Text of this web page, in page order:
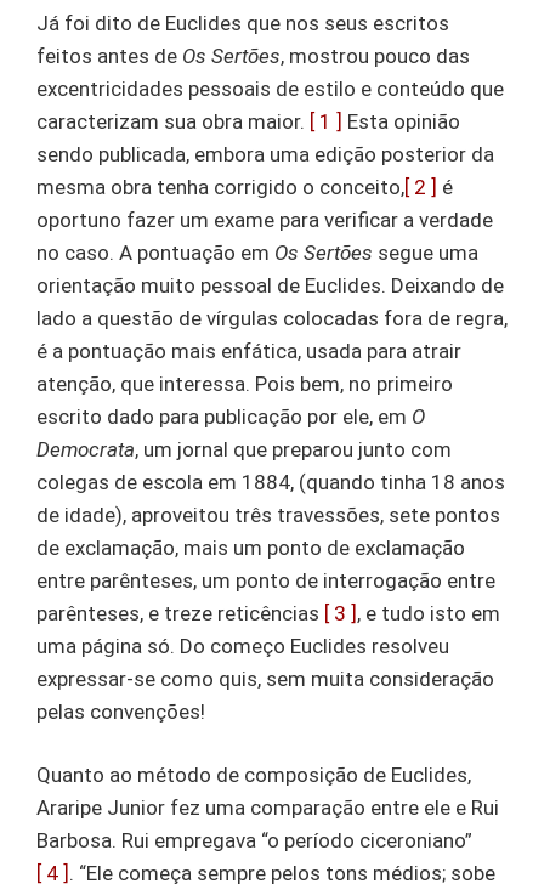
Já foi dito de Euclides que nos seus escritos
feitos antes de Os Sertões, mostrou pouco das
excentricidades pessoais de estilo e conteúdo que
caracterizam sua obra maior. [ 1 ] Esta opinião
sendo publicada, embora uma edição posterior da
mesma obra tenha corrigido o conceito,[ 2 ] é
oportuno fazer um exame para verificar a verdade
no caso. A pontuação em Os Sertões segue uma
orientação muito pessoal de Euclides. Deixando de
lado a questão de vírgulas colocadas fora de regra,
é a pontuação mais enfática, usada para atrair
atenção, que interessa. Pois bem, no primeiro
escrito dado para publicação por ele, em O
Democrata, um jornal que preparou junto com
colegas de escola em 1884, (quando tinha 18 anos
de idade), aproveitou três travessões, sete pontos
de exclamação, mais um ponto de exclamação
entre parênteses, um ponto de interrogação entre
parênteses, e treze reticências [ 3 ] , e tudo isto em
uma página só. Do começo Euclides resolveu
expressar-se como quis, sem muita consideração
pelas convenções!
Quanto ao método de composição de Euclides,
Araripe Junior fez uma comparação entre ele e Rui
Barbosa. Rui empregava “o período ciceroniano”
[ 4 ] . “Ele começa sempre pelos tons médios; sobe